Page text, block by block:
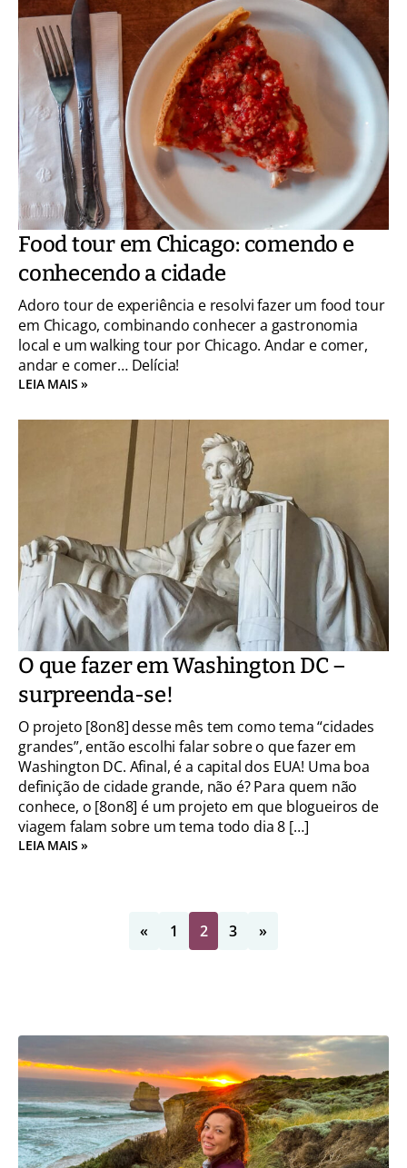
Food tour em Chicago: comendo e
conhecendo a cidade
Adoro tour de experiência e resolvi fazer um food tour
em Chicago, combinando conhecer a gastronomia
local e um walking tour por Chicago. Andar e comer,
andar e comer… Delícia!
LEIA MAIS »
O que fazer em Washington DC –
surpreenda-se!
O projeto [8on8] desse mês tem como tema “cidades
grandes”, então escolhi falar sobre o que fazer em
Washington DC. Afinal, é a capital dos EUA! Uma boa
definição de cidade grande, não é? Para quem não
conhece, o [8on8] é um projeto em que blogueiros de
viagem falam sobre um tema todo dia 8 […]
LEIA MAIS »
« 1 2 3 »